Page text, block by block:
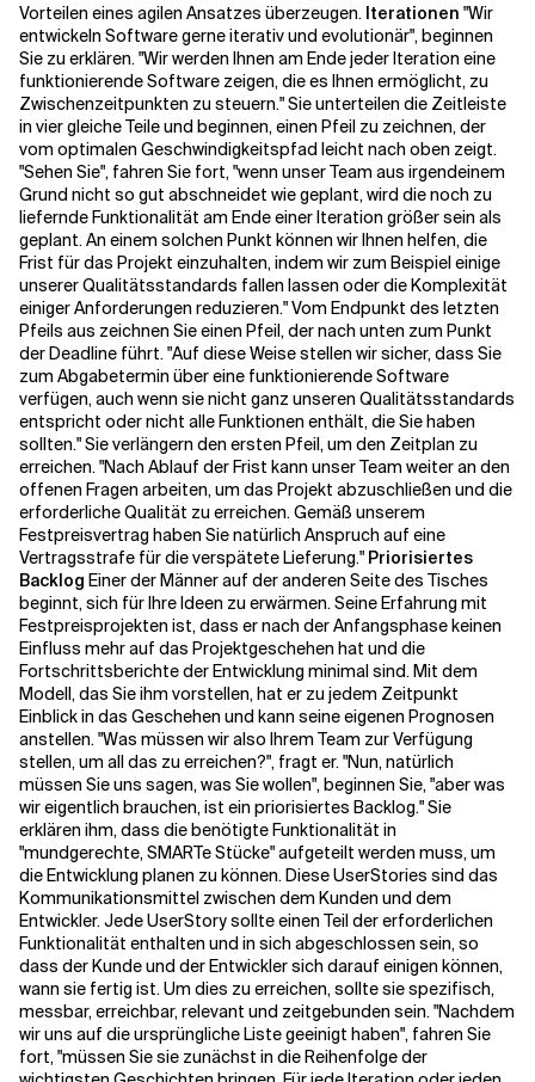
Vorteilen eines agilen Ansatzes überzeugen. Iterationen "Wir
entwickeln Software gerne iterativ und evolutionär", beginnen
Sie zu erklären. "Wir werden Ihnen am Ende jeder Iteration eine
funktionierende Software zeigen, die es Ihnen ermöglicht, zu
Zwischenzeitpunkten zu steuern." Sie unterteilen die Zeitleiste
in vier gleiche Teile und beginnen, einen Pfeil zu zeichnen, der
vom optimalen Geschwindigkeitspfad leicht nach oben zeigt.
"Sehen Sie", fahren Sie fort, "wenn unser Team aus irgendeinem
Grund nicht so gut abschneidet wie geplant, wird die noch zu
liefernde Funktionalität am Ende einer Iteration größer sein als
geplant. An einem solchen Punkt können wir Ihnen helfen, die
Frist für das Projekt einzuhalten, indem wir zum Beispiel einige
unserer Qualitätsstandards fallen lassen oder die Komplexität
einiger Anforderungen reduzieren." Vom Endpunkt des letzten
Pfeils aus zeichnen Sie einen Pfeil, der nach unten zum Punkt
der Deadline führt. "Auf diese Weise stellen wir sicher, dass Sie
zum Abgabetermin über eine funktionierende Software
verfügen, auch wenn sie nicht ganz unseren Qualitätsstandards
entspricht oder nicht alle Funktionen enthält, die Sie haben
sollten." Sie verlängern den ersten Pfeil, um den Zeitplan zu
erreichen. "Nach Ablauf der Frist kann unser Team weiter an den
offenen Fragen arbeiten, um das Projekt abzuschließen und die
erforderliche Qualität zu erreichen. Gemäß unserem
Festpreisvertrag haben Sie natürlich Anspruch auf eine
Vertragsstrafe für die verspätete Lieferung." Priorisiertes
Backlog Einer der Männer auf der anderen Seite des Tisches
beginnt, sich für Ihre Ideen zu erwärmen. Seine Erfahrung mit
Festpreisprojekten ist, dass er nach der Anfangsphase keinen
Einfluss mehr auf das Projektgeschehen hat und die
Fortschrittsberichte der Entwicklung minimal sind. Mit dem
Modell, das Sie ihm vorstellen, hat er zu jedem Zeitpunkt
Einblick in das Geschehen und kann seine eigenen Prognosen
anstellen. "Was müssen wir also Ihrem Team zur Verfügung
stellen, um all das zu erreichen?", fragt er. "Nun, natürlich
müssen Sie uns sagen, was Sie wollen", beginnen Sie, "aber was
wir eigentlich brauchen, ist ein priorisiertes Backlog." Sie
erklären ihm, dass die benötigte Funktionalität in
"mundgerechte, SMARTe Stücke" aufgeteilt werden muss, um
die Entwicklung planen zu können. Diese UserStories sind das
Kommunikationsmittel zwischen dem Kunden und dem
Entwickler. Jede UserStory sollte einen Teil der erforderlichen
Funktionalität enthalten und in sich abgeschlossen sein, so
dass der Kunde und der Entwickler sich darauf einigen können,
wann sie fertig ist. Um dies zu erreichen, sollte sie spezifisch,
messbar, erreichbar, relevant und zeitgebunden sein. "Nachdem
wir uns auf die ursprüngliche Liste geeinigt haben", fahren Sie
fort, "müssen Sie sie zunächst in die Reihenfolge der